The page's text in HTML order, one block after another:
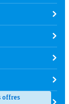
offres